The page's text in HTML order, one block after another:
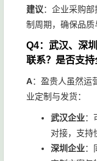
建议：企业采购
制周期，确保品质
Q4：武汉、深
联系？是否支持
A：盈贵人虽然运
业定制与发货：
武汉企业：
对接，支持
深圳企业：